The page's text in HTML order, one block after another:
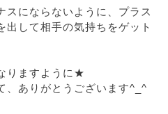
スにならないように、プラス
出して相手の気持ちをゲット
りますように★
、ありがとうございます^_^